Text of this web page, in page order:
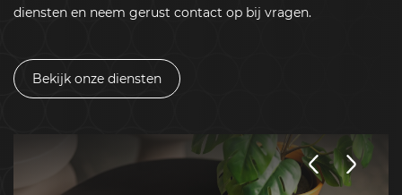
diensten en neem gerust contact op bij vragen.
Bekijk onze diensten